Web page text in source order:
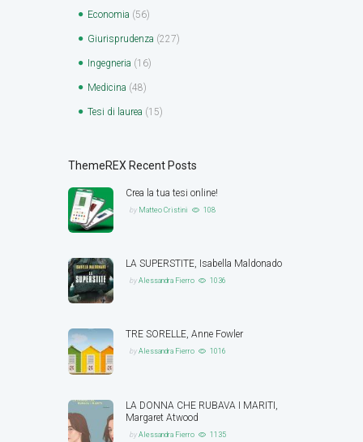
Economia (56)
Giurisprudenza (227)
Ingegneria (16)
Medicina (48)
Tesi di laurea (15)
ThemeREX Recent Posts
Crea la tua tesi online!
by Matteo Cristini 108
LA SUPERSTITE, Isabella Maldonado
byAlessandra Fierro 1036
TRE SORELLE, Anne Fowler
byAlessandra Fierro 1016
LA DONNA CHE RUBAVA I MARITI,
Margaret Atwood
byAlessandra Fierro 1135